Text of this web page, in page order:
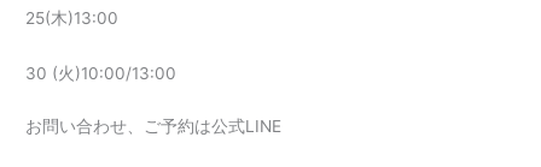
25(木)13:00
30 (火)10:00/13:00
お問い合わせ、ご予約は公式LINE